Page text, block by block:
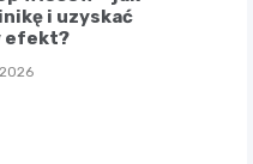
i uzyskać
efekt?